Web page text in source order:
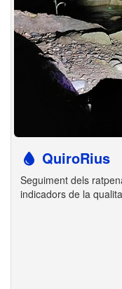
QuiroRius
Seguiment dels
indicadors de la